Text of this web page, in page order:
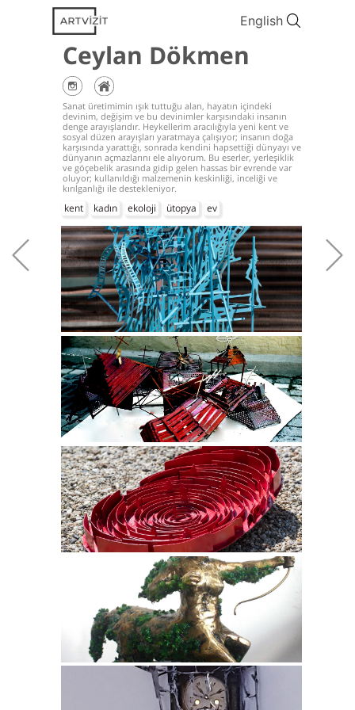
English
Ceylan Dökmen
Sanat üretimimin ışık tuttuğu alan, hayatın içindeki
devinim, değişim ve bu devinimler karşısındaki insanın
denge arayışlarıdır. Heykellerim aracılığıyla yeni kent ve
sosyal düzen arayışları yaratmaya çalışıyor; insanın doğa
karşısında yarattığı, sonrada kendini hapsettiği dünyayı ve
dünyanın açmazlarını ele alıyorum. Bu eserler, yerleşiklik
ve göçebelik arasında gidip gelen hassas bir evrende var
oluyor; kullanıldığı malzemenin keskinliği, inceliği ve
kırılganlığı ile destekleniyor.
kent kadın ekoloji ütopya ev